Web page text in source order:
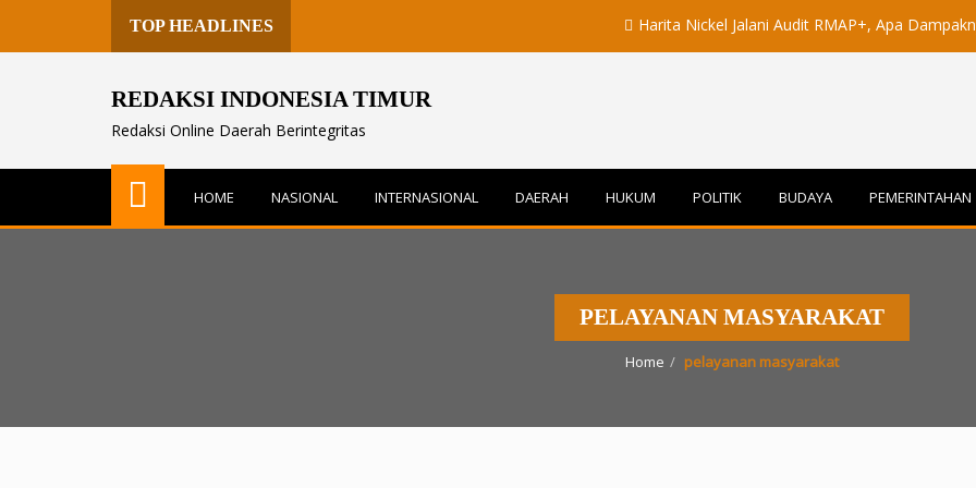
TOP HEADLINES Harita Nickel Jalani Audit RMAP+, Apa Dampaknya
REDAKSI INDONESIA TIMUR
Redaksi Online Daerah Berintegritas
HOME NASIONAL INTERNASIONAL DAERAH HUKUM POLITIK BUDAYA PEMERINTAHAN
PELAYANAN MASYARAKAT
Home pelayanan masyarakat